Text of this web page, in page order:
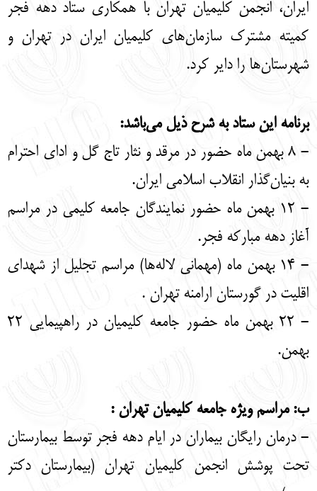
English עברית
ایران، انجمن کلیمیان تهران با همکاری ستاد دهه فجر
کمیته مشترک سازمان‌های کلیمیان ایران در تهران و
شهرستان‌ها را دایر کرد.
برنامه این ستاد به شرح ذیل می‌باشد:
- 8 بهمن ماه حضور در مرقد و نثار تاج گل و ادای احترام
به بنیان‌گذار انقلاب اسلامی ایران.
- 12 بهمن ماه حضور نمایندگان جامعه کلیمی در مراسم
آغاز دهه مبارکه فجر.
- 14 بهمن ماه (مهمانی لاله‌ها) مراسم تجلیل از شهدای
اقلیت در گورستان ارامنه تهران .
- 22 بهمن ماه حضور جامعه کلیمیان در راهپیمایی 22
بهمن.
ب: مراسم ویژه جامعه کلیمیان تهران :
- درمان رایگان بیماران در ایام دهه فجر توسط بیمارستان
تحت پوشش انجمن کلیمیان تهران (بیمارستان دکتر